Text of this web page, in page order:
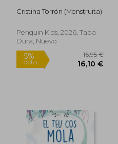
17,05 €
Cristina Torrón (Menstruita)
Penguin Kids, 2026, Tapa
Dura, Nuevo